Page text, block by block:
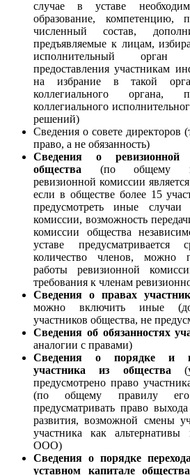
случае в уставе
образование, компетенцию,
численный состав,
предъявляемые к лицам,
исполнительный орган
предоставления участникам
на избрание в такой
коллегиального органа,
коллегиального
решений)
Сведения о совете директоров
право, а не обязанность)
Сведения о ревизионной
общества (по общему
ревизионной комиссии
если в обществе более 15
предусмотреть иные случаи
комиссии, возможность
комиссии общества
уставе
количество членов, можно
работы ревизионной
требования к членам
Сведения о правах
можно включить иные
участников общества, не
Сведения об обязанностях
аналогии с правами)
Сведения о порядке и
участника из общества
предусмотрено право
(по общему правилу его
предусматривать право
развития, возможной смены
участника как
ООО)
Сведения о порядке
уставном капитале